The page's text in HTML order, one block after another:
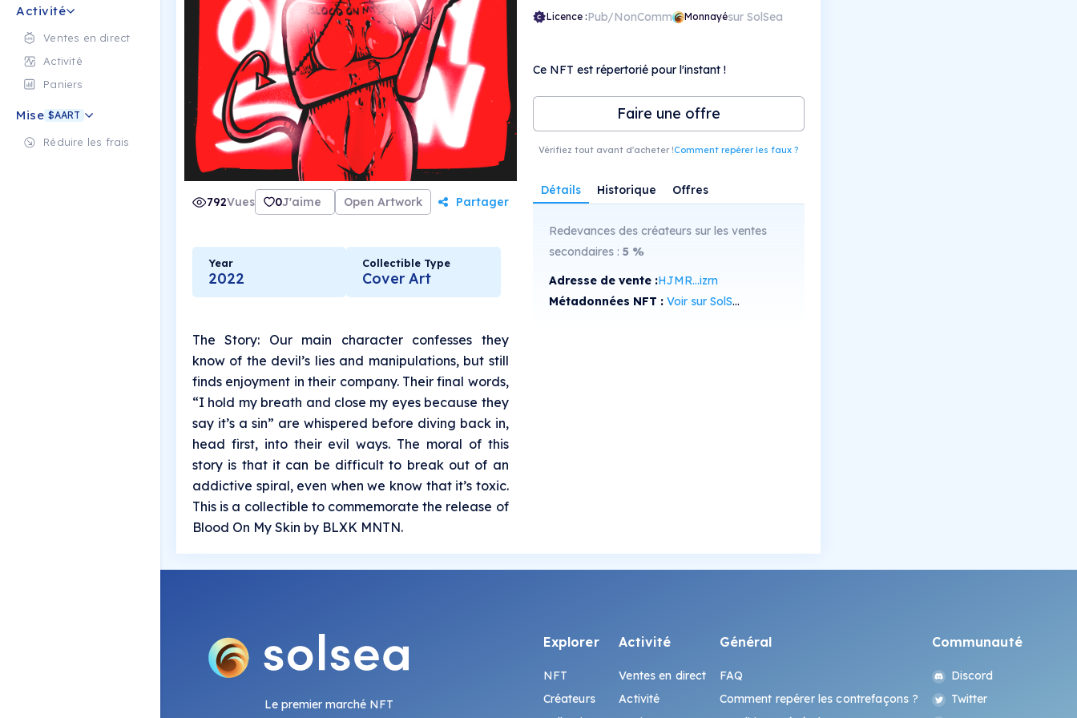
Activité
Ventes en direct
Activité
Paniers
Mise $AART
Réduire les frais
792Vues 0J'aime Open Artwork Partager
Year
2022
Collectible Type
Cover Art
The Story: Our main character confesses they
know of the devil’s lies and manipulations, but still
finds enjoyment in their company. Their final words,
“I hold my breath and close my eyes because they
say it’s a sin” are whispered before diving back in,
head first, into their evil ways. The moral of this
story is that it can be difficult to break out of an
addictive spiral, even when we know that it’s toxic.
This is a collectible to commemorate the release of
Blood On My Skin by BLXK MNTN.
Licence :Pub/NonComm Monnayésur SolSea
Ce NFT est répertorié pour l'instant !
Faire une offre
Vérifiez tout avant d'acheter !Comment repérer les faux ?
Détails Historique Offres
Redevances des créateurs sur les ventes
secondaires : 5%
Adresse de vente :HJMR...izrn
Métadonnées NFT : Voir sur SolScan
Le premier marché NFT
Explorer
NFT
Créateurs
Activité
Ventes en direct
Activité
Général
FAQ
Comment repérer les contrefaçons ?
Communauté
Discord
Twitter